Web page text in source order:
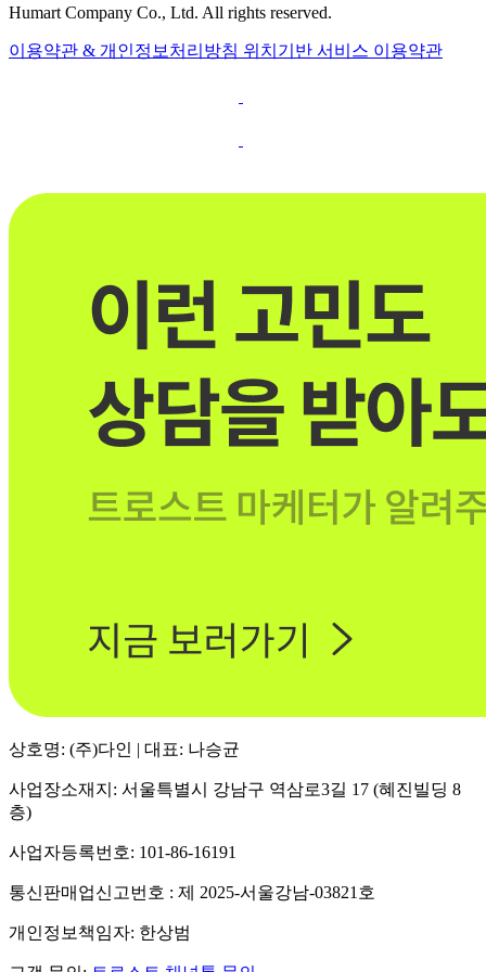
Humart Company Co., Ltd. All rights reserved.
이용약관 & 개인정보처리방침 위치기반 서비스 이용약관
상호명: (주)다인 | 대표: 나승균
사업장소재지: 서울특별시 강남구 역삼로3길 17 (혜진빌딩 8
층)
사업자등록번호: 101-86-16191
통신판매업신고번호 : 제 2025-서울강남-03821호
개인정보책임자: 한상범